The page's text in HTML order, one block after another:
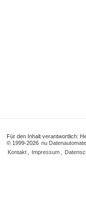
Für den Inhalt verantwortlich:
© 1999-2026 nu
Kontakt
Impressum